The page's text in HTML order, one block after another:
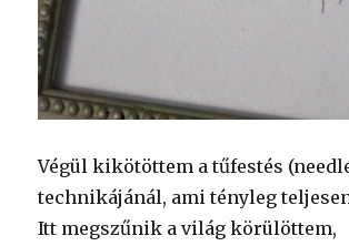
Végül kikötöttem a tűfestés
technikájánál, ami tényleg
Itt megszűnik a világ körülöttem,